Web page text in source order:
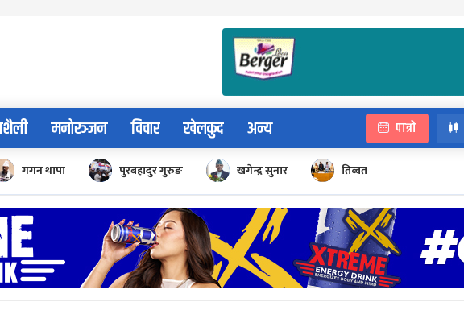
मनोरञ्जन विचार खेलकुद अन्य पात्रो
गगन थापा पुरबहादुर गुरुङ खगेन्द्र सुनार तिब्बत